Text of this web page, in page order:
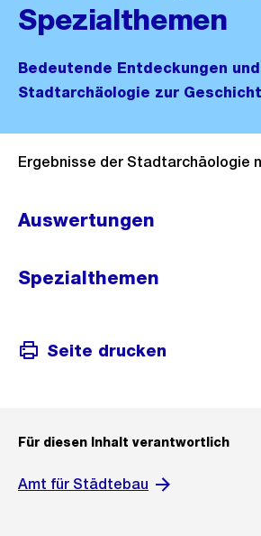
Spezialthemen
Bedeutende Entdeckungen
Stadtarchäologie zur
Ergebnisse der Stadtarchäologie
Auswertungen
Spezialthemen
Seite drucken
Für diesen Inhalt verantwortlich
Amt für Städtebau